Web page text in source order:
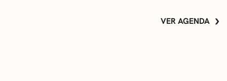
VER AGENDA